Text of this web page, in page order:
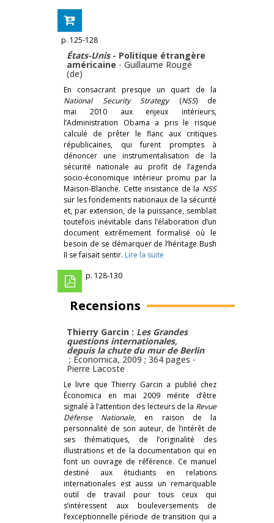
p. 125-128
États-Unis- Politique étrangère
américaine - Guillaume Rougé
(de)
En consacrant presque un quart de la
National Security Strategy(NSS) de
mai 2010 aux enjeux intérieurs,
l’Administration Obama a pris le risque
calculé de prêter le flanc aux critiques
républicaines, qui furent promptes à
dénoncer une instrumentalisation de la
sécurité nationale au profit de l’agenda
socio-économique intérieur promu par la
Maison-Blanche. Cette insistance de la NSS
sur les fondements nationaux de la sécurité
et, par extension, de la puissance, semblait
toutefois inévitable dans l’élaboration d’un
document extrêmement formalisé où le
besoin de se démarquer de l’héritage Bush
II se faisait sentir. Lire la suite
p. 128-130
Recensions
Thierry Garcin : Les Grandes
questions internationales,
depuis la chute du mur de Berlin
; Économica, 2009 ; 364 pages -
Pierre Lacoste
Le livre que Thierry Garcin a publié chez
Économica en mai 2009 mérite d’être
signalé à l’attention des lecteurs de la Revue
Défense Nationale, en raison de la
personnalité de son auteur, de l’intérêt de
ses thématiques, de l’originalité des
illustrations et de la documentation qui en
font un ouvrage de référence. Ce manuel
destiné aux étudiants en relations
internationales est aussi un remarquable
outil de travail pour tous ceux qui
s’intéressent aux bouleversements de
l’exceptionnelle période de transition qui a